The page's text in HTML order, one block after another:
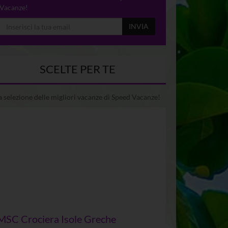
Vacanze!
INVIA
SCELTE PER TE
selezione delle migliori vacanze di Speed Vacanze!
Crociera Isole Greche